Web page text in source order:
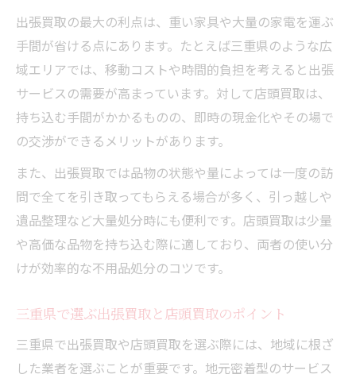
出張買取の最大の利点は、重い家具や大量の家電を運ぶ
手間が省ける点にあります。たとえば三重県のような広
域エリアでは、移動コストや時間的負担を考えると出張
サービスの需要が高まっています。対して店頭買取は、
持ち込む手間がかかるものの、即時の現金化やその場で
の交渉ができるメリットがあります。
また、出張買取では品物の状態や量によっては一度の訪
問で全てを引き取ってもらえる場合が多く、引っ越しや
遺品整理など大量処分時にも便利です。店頭買取は少量
や高価な品物を持ち込む際に適しており、両者の使い分
けが効率的な不用品処分のコツです。
三重県で選ぶ出張買取と店頭買取のポイント
三重県で出張買取や店頭買取を選ぶ際には、地域に根ざ
した業者を選ぶことが重要です。地元密着型のサービス